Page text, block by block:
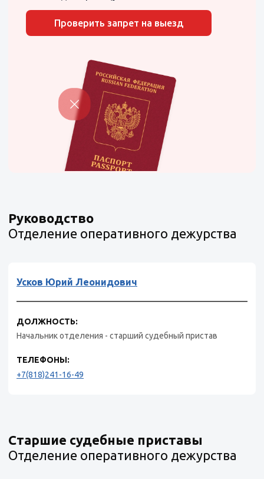
Проверить запрет на выезд
Руководство
Отделение оперативного дежурства
Усков Юрий Леонидович
ДОЛЖНОСТЬ:
Начальник отделения - старший судебный пристав
ТЕЛЕФОНЫ:
+7(818)241-16-49
Старшие судебные приставы
Отделение оперативного дежурства